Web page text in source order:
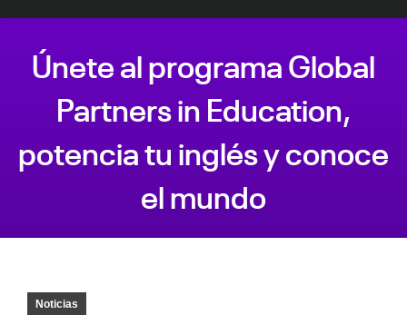
Únete al programa Global
Partners in Education,
potencia tu inglés y conoce
el mundo
Noticias